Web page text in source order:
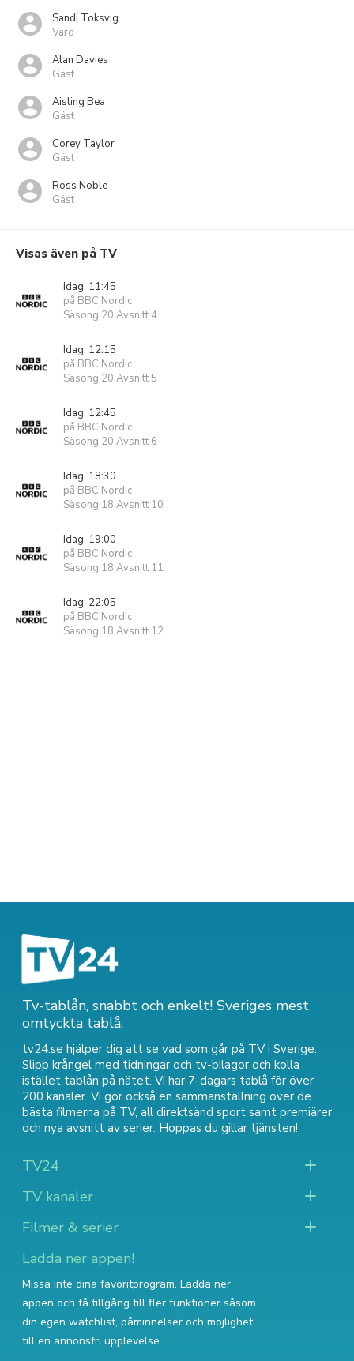
Sandi Toksvig
Värd
Alan Davies
Gäst
Aisling Bea
Gäst
Corey Taylor
Gäst
Ross Noble
Gäst
Visas även på TV
Idag, 11:45
på BBC Nordic
Säsong 20 Avsnitt 4
Idag, 12:15
på BBC Nordic
Säsong 20 Avsnitt 5
Idag, 12:45
på BBC Nordic
Säsong 20 Avsnitt 6
Idag, 18:30
på BBC Nordic
Säsong 18 Avsnitt 10
Idag, 19:00
på BBC Nordic
Säsong 18 Avsnitt 11
Idag, 22:05
på BBC Nordic
Säsong 18 Avsnitt 12
Tv-tablån, snabbt och enkelt! Sveriges mest
omtyckta tablå.
tv24.se hjälper dig att se vad som går på TV i Sverige.
Slipp krångel med tidningar och tv-bilagor och kolla
istället tablån på nätet. Vi har 7-dagars tablå för över
200 kanaler. Vi gör också en sammanställning över de
bästa filmerna på TV, all direktsänd sport samt premiärer
och nya avsnitt av serier. Hoppas du gillar tjänsten!
TV24
TV kanaler
Filmer & serier
Ladda ner appen!
Missa inte dina favoritprogram. Ladda ner
appen och få tillgång till fler funktioner såsom
din egen watchlist, påminnelser och möjlighet
till en annonsfri upplevelse.